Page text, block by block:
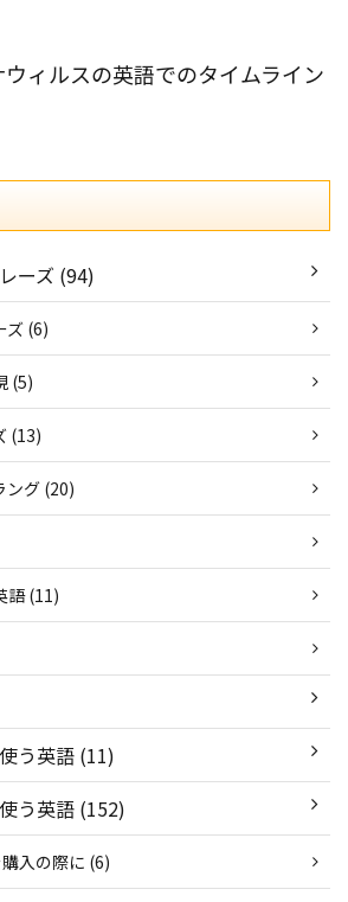
ィルスの英語でのタイムライン
ーズ (94)
ズ (6)
(5)
(13)
ング (20)
語 (11)
う英語 (11)
う英語 (152)
入の際に (6)